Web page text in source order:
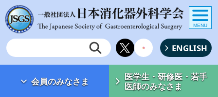
ENGLISH
会員のみなさま
医学生・研修医・若手
医師のみなさま
MENU